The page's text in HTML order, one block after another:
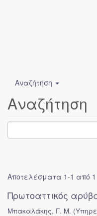
Αναζήτηση
Αναζήτηση
Αποτελέσματα 1-1 από 1
Πρωτοαττικός
Μπακαλάκης, Γ. Μ. (